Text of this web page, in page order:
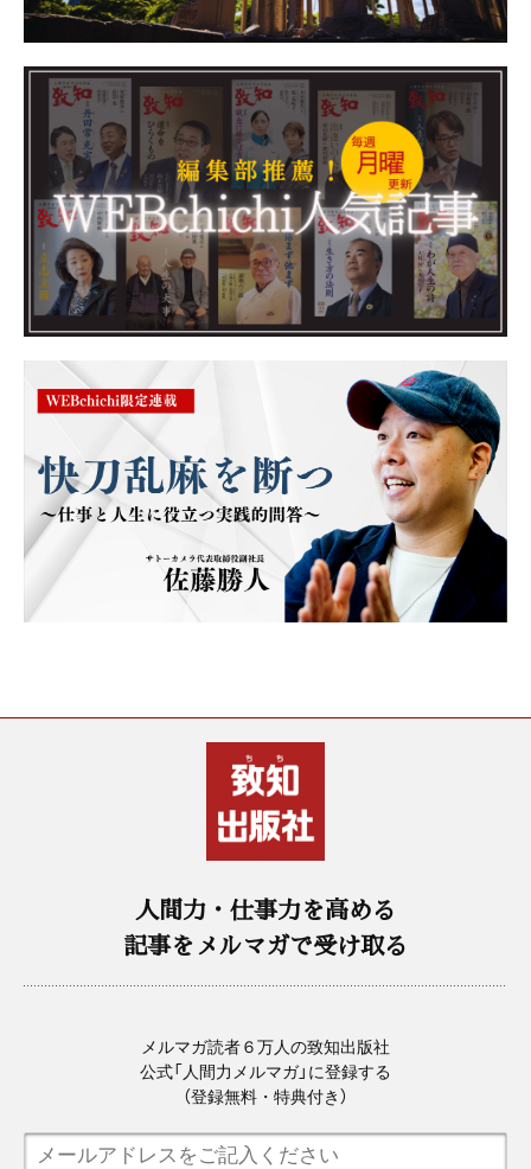
人間力・仕事力を高める
記事をメルマガで受け取る
メルマガ読者６万人の致知出版社
公式「人間力メルマガ」に登録する
（登録無料・特典付き）